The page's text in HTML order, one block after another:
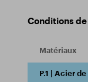
Conditions
Matériaux
P.1 | Acier